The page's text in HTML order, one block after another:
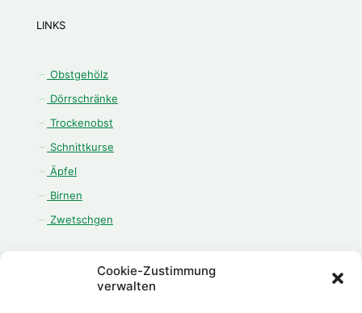
Cookie-Zustimmung
verwalten
LINKS
Obstgehölz
Dörrschränke
Trockenobst
Schnittkurse
Äpfel
Birnen
Zwetschgen
ÖFFNUNGSZEITEN